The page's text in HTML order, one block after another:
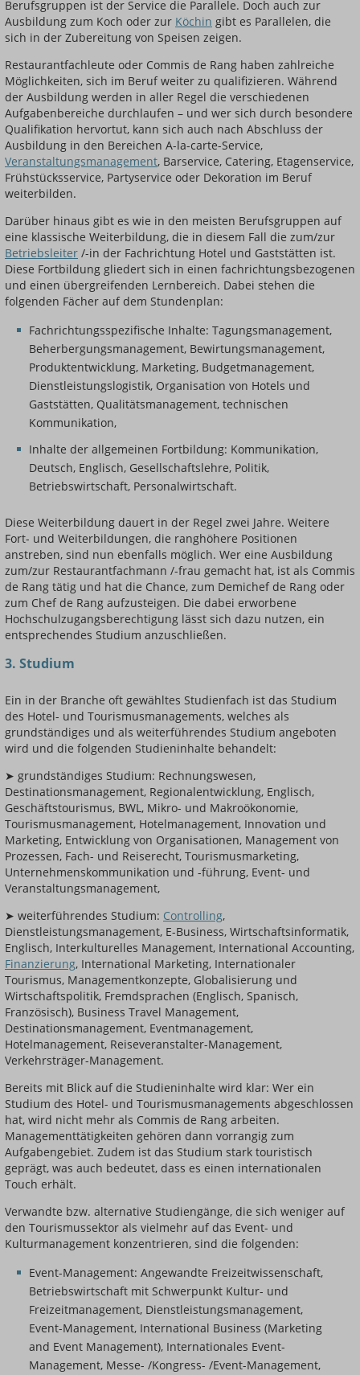
Berufsgruppen ist der Service die Parallele. Doch auch zur
Ausbildung zum Koch oder zur Köchin gibt es Parallelen, die
sich in der Zubereitung von Speisen zeigen.
Restaurantfachleute oder Commis de Rang haben zahlreiche
Möglichkeiten, sich im Beruf weiter zu qualifizieren. Während
der Ausbildung werden in aller Regel die verschiedenen
Aufgabenbereiche durchlaufen – und wer sich durch besondere
Qualifikation hervortut, kann sich auch nach Abschluss der
Ausbildung in den Bereichen A-la-carte-Service,
Veranstaltungsmanagement, Barservice, Catering, Etagenservice,
Frühstücksservice, Partyservice oder Dekoration im Beruf
weiterbilden.
Darüber hinaus gibt es wie in den meisten Berufsgruppen auf
eine klassische Weiterbildung, die in diesem Fall die zum/zur
Betriebsleiter /-in der Fachrichtung Hotel und Gaststätten ist.
Diese Fortbildung gliedert sich in einen fachrichtungsbezogenen
und einen übergreifenden Lernbereich. Dabei stehen die
folgenden Fächer auf dem Stundenplan:
Fachrichtungsspezifische Inhalte: Tagungsmanagement,
Beherbergungsmanagement, Bewirtungsmanagement,
Produktentwicklung, Marketing, Budgetmanagement,
Dienstleistungslogistik, Organisation von Hotels und
Gaststätten, Qualitätsmanagement, technischen
Kommunikation,
Inhalte der allgemeinen Fortbildung: Kommunikation,
Deutsch, Englisch, Gesellschaftslehre, Politik,
Betriebswirtschaft, Personalwirtschaft.
Diese Weiterbildung dauert in der Regel zwei Jahre. Weitere
Fort- und Weiterbildungen, die ranghöhere Positionen
anstreben, sind nun ebenfalls möglich. Wer eine Ausbildung
zum/zur Restaurantfachmann /-frau gemacht hat, ist als Commis
de Rang tätig und hat die Chance, zum Demichef de Rang oder
zum Chef de Rang aufzusteigen. Die dabei erworbene
Hochschulzugangsberechtigung lässt sich dazu nutzen, ein
entsprechendes Studium anzuschließen.
3. Studium
Ein in der Branche oft gewähltes Studienfach ist das Studium
des Hotel- und Tourismusmanagements, welches als
grundständiges und als weiterführendes Studium angeboten
wird und die folgenden Studieninhalte behandelt:
➤ grundständiges Studium: Rechnungswesen,
Destinationsmanagement, Regionalentwicklung, Englisch,
Geschäftstourismus, BWL, Mikro- und Makroökonomie,
Tourismusmanagement, Hotelmanagement, Innovation und
Marketing, Entwicklung von Organisationen, Management von
Prozessen, Fach- und Reiserecht, Tourismusmarketing,
Unternehmenskommunikation und -führung, Event- und
Veranstaltungsmanagement,
➤ weiterführendes Studium: Controlling,
Dienstleistungsmanagement, E-Business, Wirtschaftsinformatik,
Englisch, Interkulturelles Management, International Accounting,
Finanzierung, International Marketing, Internationaler
Tourismus, Managementkonzepte, Globalisierung und
Wirtschaftspolitik, Fremdsprachen (Englisch, Spanisch,
Französisch), Business Travel Management,
Destinationsmanagement, Eventmanagement,
Hotelmanagement, Reiseveranstalter-Management,
Verkehrsträger-Management.
Bereits mit Blick auf die Studieninhalte wird klar: Wer ein
Studium des Hotel- und Tourismusmanagements abgeschlossen
hat, wird nicht mehr als Commis de Rang arbeiten.
Managementtätigkeiten gehören dann vorrangig zum
Aufgabengebiet. Zudem ist das Studium stark touristisch
geprägt, was auch bedeutet, dass es einen internationalen
Touch erhält.
Verwandte bzw. alternative Studiengänge, die sich weniger auf
den Tourismussektor als vielmehr auf das Event- und
Kulturmanagement konzentrieren, sind die folgenden:
Event-Management: Angewandte Freizeitwissenschaft,
Betriebswirtschaft mit Schwerpunkt Kultur- und
Freizeitmanagement, Dienstleistungsmanagement,
Event-Management, International Business (Marketing
and Event Management), Internationales Event-
Management, Messe- /Kongress- /Event-Management,